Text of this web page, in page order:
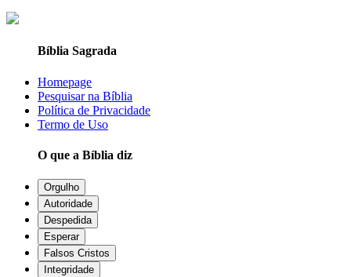
Bíblia Sagrada
Homepage
Pesquisar na Bíblia
Política de Privacidade
Termo de Uso
O que a Bíblia diz
Orgulho
Autoridade
Despedida
Esperar
Falsos Cristos
Integridade